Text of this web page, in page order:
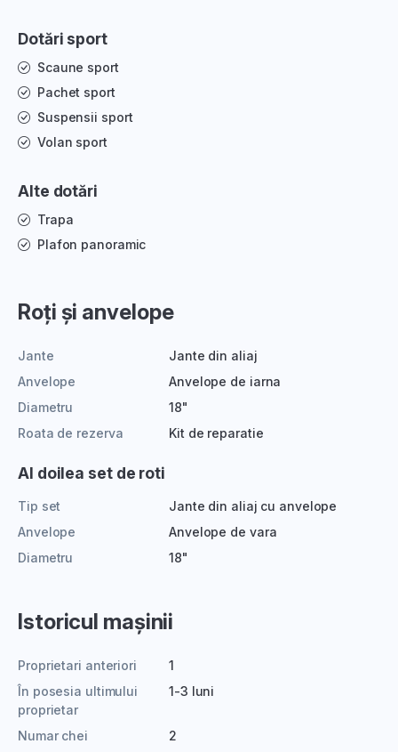
Dotări sport
Scaune sport
Pachet sport
Suspensii sport
Volan sport
Alte dotări
Trapa
Plafon panoramic
Roți și anvelope
Jante
Jante din aliaj
Anvelope
Anvelope de iarna
Diametru
18"
Roata de rezerva
Kit de reparatie
Al doilea set de roti
Tip set
Jante din aliaj cu anvelope
Anvelope
Anvelope de vara
Diametru
18"
Istoricul mașinii
Proprietari anteriori
1
În posesia ultimului
proprietar
1-3 luni
Numar chei
2